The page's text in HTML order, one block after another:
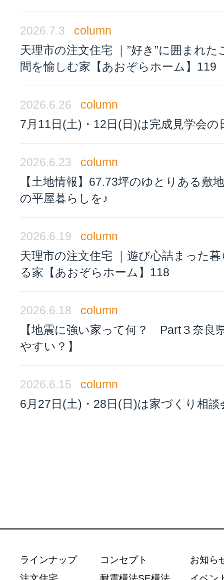
2026.7.3
column
天理市の注文住宅 ｜”好き”に囲まれた
間を愉しむ家【あおぞらホーム】119
2026.6.26
column
7月11日(土)・12日(日)は完成見学会の
2026.6.23
column
【土地情報】67.73坪のゆとりある敷
の平屋暮らしを♪
2026.6.19
column
天理市の注文住宅 ｜遊び心詰まった
る家【あおぞらホーム】118
2026.6.18
column
【地震に強い家って何？ Part３奈良
やすい？】
2026.6.15
column
6月27日(土)・28日(日)は家づくり相談
ラインナップ
コンセプト
お知ら